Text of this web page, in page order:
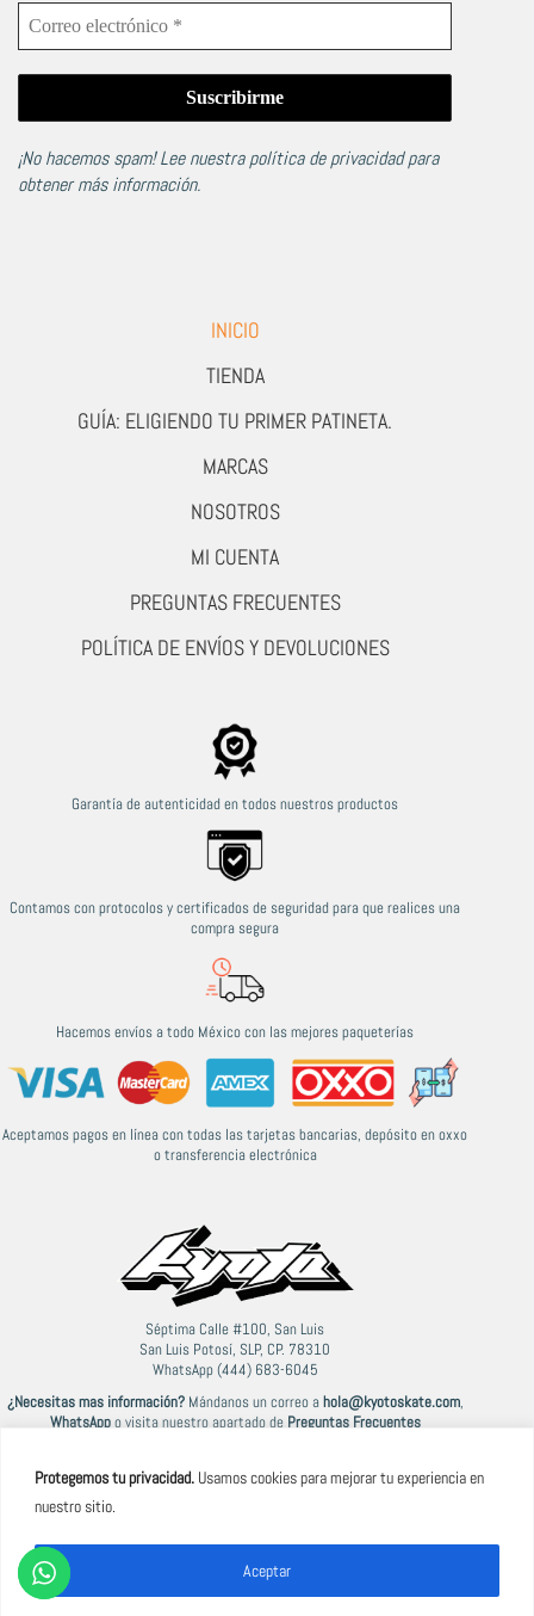
Protegemos tu privacidad. Usamos cookies para mejorar tu experiencia en
nuestro sitio.
Aceptar
¡No hacemos spam! Lee nuestrapolítica de privacidadpara
obtener más información.
INICIO
TIENDA
GUÍA: ELIGIENDO TU PRIMER PATINETA.
MARCAS
NOSOTROS
MI CUENTA
PREGUNTAS FRECUENTES
POLÍTICA DE ENVÍOS Y DEVOLUCIONES
Garantía de autenticidad en todos nuestros productos
Contamos con protocolos y certificados de seguridad para que realices una
compra segura
Hacemos envíos a todo México con las mejores paqueterías
Aceptamos pagos en línea con todas las tarjetas bancarias, depósito en oxxo
o transferencia electrónica
Séptima Calle #100, San Luis
San Luis Potosí, SLP, CP. 78310
WhatsApp (444) 683-6045
¿Necesitas mas información?Mándanos un correo ahola@kyotoskate.com,
WhatsAppo visita nuestro apartado de Preguntas Frecuentes